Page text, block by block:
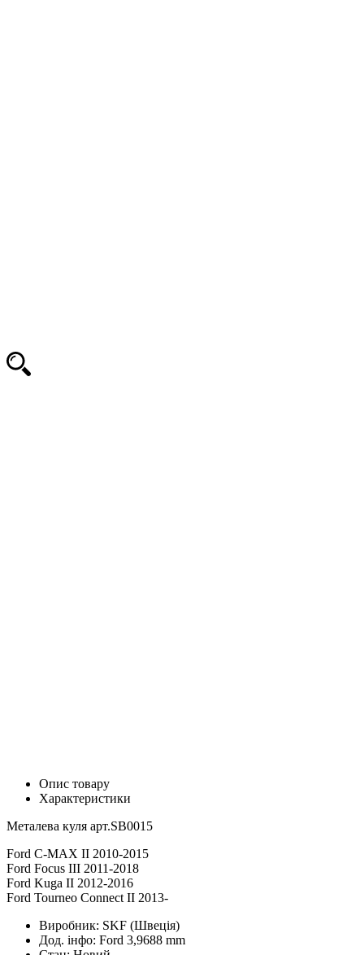
Опис товару
Характеристики
Металева куля арт.SB0015
Ford C-MAX II 2010-2015
Ford Focus III 2011-2018
Ford Kuga II 2012-2016
Ford Tourneo Connect II 2013-
Виробник: SKF (Швеція)
Дод. інфо: Ford 3,9688 mm